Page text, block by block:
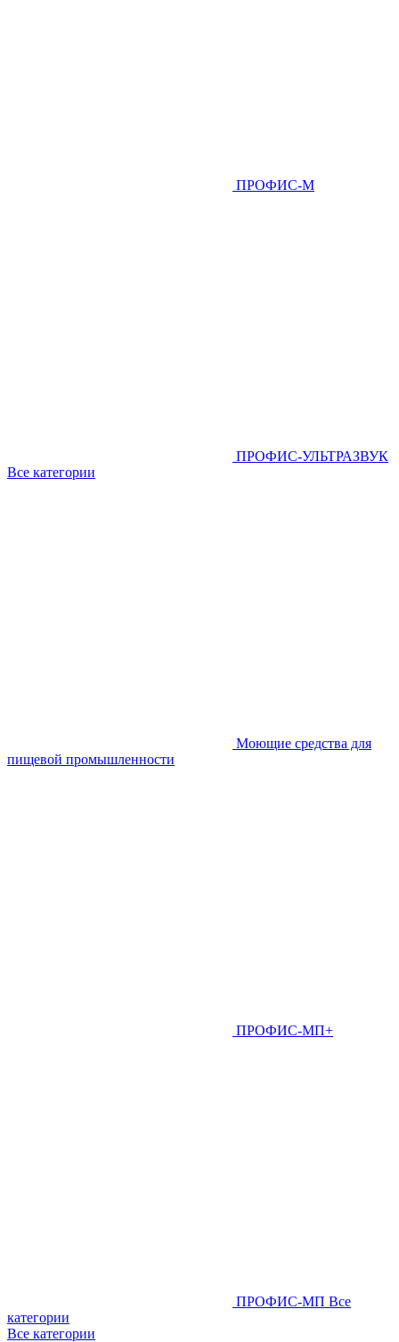
ПРОФИС-М
ПРОФИС-УЛЬТРАЗВУК
Все категории
Моющие средства для
пищевой промышленности
ПРОФИС-МП+
ПРОФИС-МП Все
категории
Все категории